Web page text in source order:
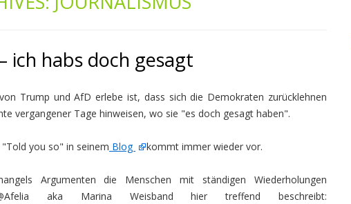
ich habs doch gesagt
Trump und AfD erlebe ist, dass sich die Demokraten zurücklehnen
vergangener Tage hinweisen, wo sie "es doch gesagt haben".
you so" in seinem Blog kommt immer wieder vor.
Argumenten die Menschen mit ständigen Wiederholungen
aka Marina Weisband hier treffend beschreibt: